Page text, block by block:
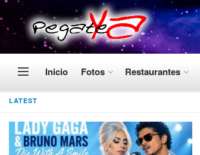
LATEST
Inicio Fotos Restaurantes